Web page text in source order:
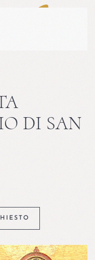
DI SAN